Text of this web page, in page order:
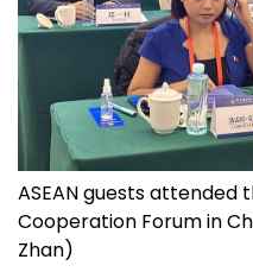
ASEAN guests attended
Cooperation Forum in
Zhan)